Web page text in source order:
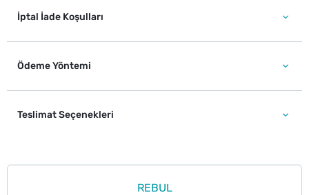
İptal İade Koşulları
Ödeme Yöntemi
Teslimat Seçenekleri
REBUL